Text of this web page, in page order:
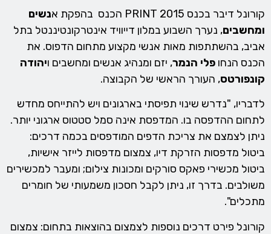
קורונל דיבר בכנס PRINT 2015 הכנס בהפקת א
נשים
ומחשבים, נערך השבוע במלון דייוויד אינטרקונטיננטל בתל
אביב, בהשתתפות מאות אנשי מקצוע מתחום הדפוס. את
הכנס הנחו פלי הנמר, יזם ומנהיג אנשים ומחשבים ויהודה
קונפורטס, העורך הראשי של הקבוצה.
לדבריו, "נדרש שינוי תפיסתי בארגונים ויש להתייחס מחדש
לתחום ההדפסה בו. המדפסת אינה סמל סטטוס ארגוני יותר.
ניתן לצמצם את צריכת הדפים המודפסים בכמה דרכים:
ביטול מדפסות הזרקת דיו, צמצום מדפסות לייזר אישיות,
ביטול מכשירי פאקס סורקים ומכונות צילום; ומעבר למכשירים
משולבים. בדרך זו, ניתן לקבל חסכון משמעותי של חומרים
מתכלים".
קורונל פירט דרכים נוספות לצמצום בהוצאות בתחום: צמצום